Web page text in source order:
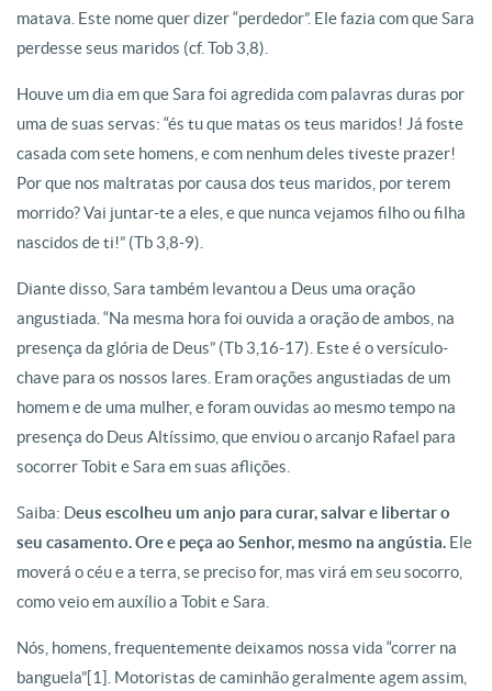
matava. Este nome quer dizer “perdedor”. Ele fazia com que Sara
perdesse seus maridos (cf. Tob 3,8).
Houve um dia em que Sara foi agredida com palavras duras por
uma de suas servas: “és tu que matas os teus maridos! Já foste
casada com sete homens, e com nenhum deles tiveste prazer!
Por que nos maltratas por causa dos teus maridos, por terem
morrido? Vai juntar-te a eles, e que nunca vejamos filho ou filha
nascidos de ti!” (Tb 3,8-9).
Diante disso, Sara também levantou a Deus uma oração
angustiada. “Na mesma hora foi ouvida a oração de ambos, na
presença da glória de Deus” (Tb 3,16-17). Este é o versículo-
chave para os nossos lares. Eram orações angustiadas de um
homem e de uma mulher, e foram ouvidas ao mesmo tempo na
presença do Deus Altíssimo, que enviou o arcanjo Rafael para
socorrer Tobit e Sara em suas aflições.
Saiba: Deus escolheu um anjo para curar, salvar e libertar o
seu casamento. Ore e peça ao Senhor, mesmo na angústia. Ele
moverá o céu e a terra, se preciso for, mas virá em seu socorro,
como veio em auxílio a Tobit e Sara.
Nós, homens, frequentemente deixamos nossa vida “correr na
banguela”[1]. Motoristas de caminhão geralmente agem assim,